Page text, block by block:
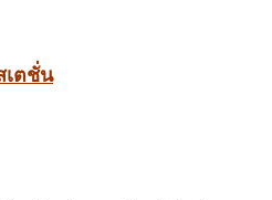
เตชั่น